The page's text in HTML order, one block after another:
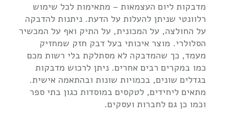
מדבקות ליום העצמאות – מתאימות לכל שימוש
רלוונטי שניתן להעלות על הדעת. ניתנות להדבקה
על החולצה, על המכונית, על התיק ואף על המכשיר
הסלולרי. מוצר איכותי בעל דבק חזק שמחזיק
מעמד, כך שהמדבקה לא מסתלקת בלי רשות מכם
כמו במקרים רבים אחרים. ניתן לרכוש מדבקות
בגדלים שונים, בכמויות שונות ובהתאמה אישית.
מתאים ליחידים, לטקסים במוסדות כגון בתי ספר
וכמו כן גם לחברות ועסקים.